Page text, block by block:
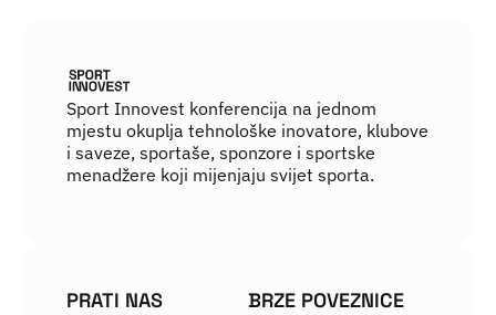
Sport Innovest konferencija na jednom
mjestu okuplja tehnološke inovatore, klubove
i saveze, sportaše, sponzore i sportske
menadžere koji mijenjaju svijet sporta.
PRATI NAS BRZE POVEZNICE